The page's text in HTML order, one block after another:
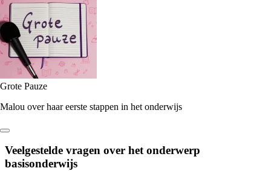
Grote Pauze
Malou over haar eerste stappen in het onderwijs
Veelgestelde vragen over het onderwerp
basisonderwijs